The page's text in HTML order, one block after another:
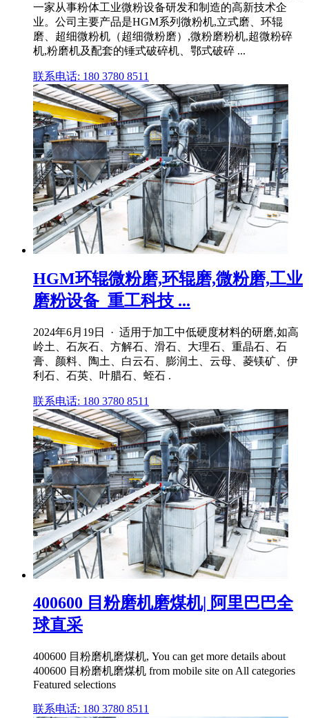
一家从事粉体工业微粉设备研发和制造的高新技术企
业。公司主要产品是HGM系列微粉机,立式磨、环辊
磨、超细微粉机（超细微粉磨）,微粉磨粉机,超微粉碎
机,粉磨机及配套的锤式破碎机、鄂式破碎 ...
联系电话: 180 3780 8511
HGM环辊微粉磨,环辊磨,微粉磨,工业
磨粉设备_重工科技 ...
2024年6月19日 · 适用于加工中低硬度材料的研磨,如高
岭土、石灰石、方解石、滑石、大理石、重晶石、石
膏、颜料、陶土、白云石、膨润土、云母、菱镁矿、伊
利石、石英、叶腊石、蛭石 .
联系电话: 180 3780 8511
400600 目粉磨机磨煤机| 阿里巴巴全
球直采
400600 目粉磨机磨煤机, You can get more details about
400600 目粉磨机磨煤机 from mobile site on All categories
Featured selections
联系电话: 180 3780 8511